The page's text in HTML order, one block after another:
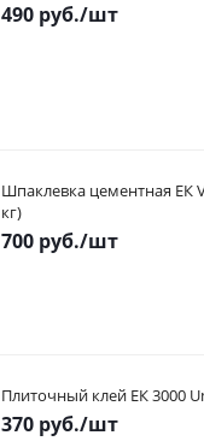
490 руб./шт
Шпаклевка цементная ЕК
кг)
700 руб./шт
Плиточный клей ЕК 3000
370 руб./шт